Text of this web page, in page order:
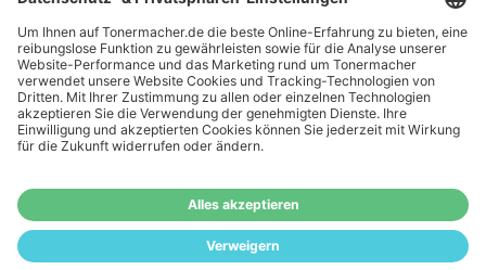
¹ Nur gültig für den Versand innerhalb Deutschlands. Befindet sich ein Warenwert
von mindestens 35€ (inkl. Mwst.) an Ampertec Artikeln in Ihrem Warenkorb, ist der
Versand für Sie kostenfrei.
Das Angebot von tonermacher.de richtet sich